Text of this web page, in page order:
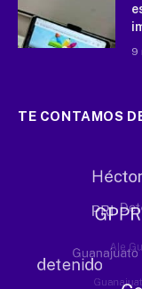
9
TE CONTAMOS